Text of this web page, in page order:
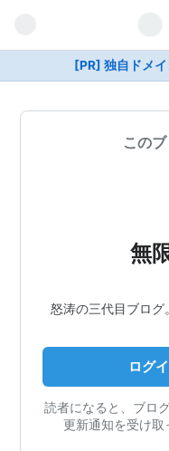
[PR] 独自ドメ
この
無
怒涛の三代目ブログ
ログ
読者になると、ブロ
更新通知を受け取